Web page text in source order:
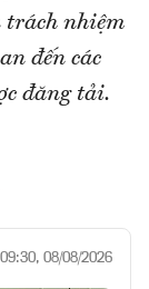
trách nhiệm
đến các
đăng tải.
09:30, 08/08/2026